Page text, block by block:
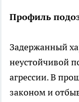
Профиль
Задержанный
неустойчивой
агрессии. В
законом и